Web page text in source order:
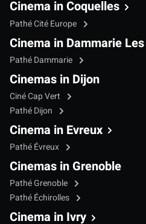
Cinema in Coquelles
Pathé Cité Europe
Cinema in Dammarie
Pathé Dammarie
Cinemas in Dijon
Ciné Cap Vert
Pathé Dijon
Cinema in Evreux
Pathé Évreux
Cinemas in Grenoble
Pathé Grenoble
Pathé Échirolles
Cinema in Ivry